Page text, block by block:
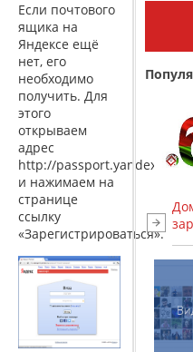
Если почтового
ящика на
Яндексе ещё
нет, его
необходимо
получить. Для
этого
открываем
адрес
http://passport.yandex.ru/
и нажимаем на
странице
ссылку
«Зарегистрироваться».